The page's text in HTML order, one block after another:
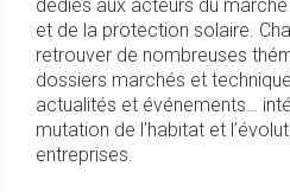
dédiés aux acteurs du
et de la protection solaire.
retrouver de nombreuses
dossiers marchés et
actualités et événements…
mutation de l’habitat et
entreprises.